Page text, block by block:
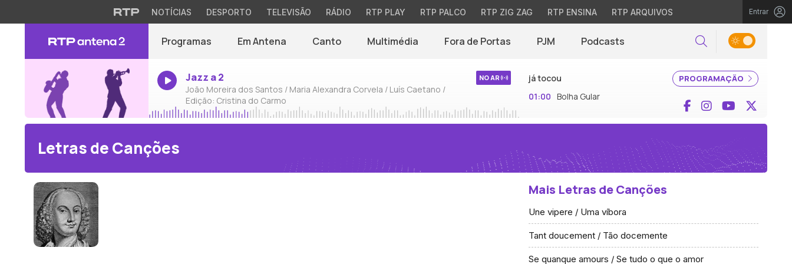
NOTÍCIAS DESPORTO TELEVISÃO RÁDIO RTP PLAY RTP PALCO RTP ZIG ZAG RTP ENSINA RTP ARQUIVOS Entrar
Programas Em Antena Canto Multimédia Fora de Portas PJM Podcasts Pesquisar
Jazz a 2
João Moreira dos Santos / Maria Alexandra Corvela / Luís Caetano /
Edição: Cristina do Carmo
NO AR PROGRAMAÇÃO
já tocou
01:00 Bolha Gular
Facebook
InstagramYouTube
Letras de Canções
Mais Letras de Canções
Une vipere / Uma víbora
Tant doucement / Tão docemente
Se quanque amours / Se tudo o que o amor